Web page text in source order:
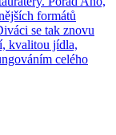
formátů
se tak znovu
kvalitou jídla,
celého